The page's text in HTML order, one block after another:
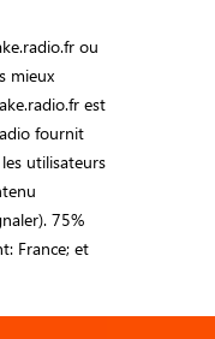
ou
mieux
est
fournit
utilisateurs
75%
France; et